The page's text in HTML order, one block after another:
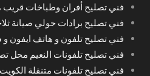
فني تصليح أفران وطباخات
فني تصليح برادات حولي صيانة
فني تصليح تلفون و هاتف ايفون
فني تصليح تلفونات النعيم محل
فني تصليح تلفونات متنقلة الكويت